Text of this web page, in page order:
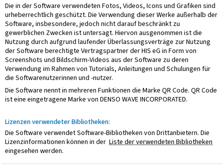
Die in der Software verwendeten Fotos, Videos, Icons und Grafiken sind
urheberrechtlich geschützt. Die Verwendung dieser Werke außerhalb der
Software, insbesondere, jedoch nicht darauf beschränkt zu
gewerblichen Zwecken ist untersagt. Hiervon ausgenommen ist die
Nutzung durch aufgrund laufender Überlassungsverträge zur Nutzung
der Software berechtigte Vertragspartner der HIS eG in Form von
Screenshots und Bildschirm-Videos aus der Software zu deren
Verwendung im Rahmen von Tutorials, Anleitungen und Schulungen für
die Softwarenutzerinnen und -nutzer.
Die Software nennt in mehreren Funktionen die Marke QR Code. QR Code
ist eine eingetragene Marke von DENSO WAVE INCORPORATED.
Lizenzen verwendeter Bibliotheken:
Die Software verwendet Software-Bibliotheken von Drittanbietern. Die
Lizenzinformationen können in der Liste der verwendeten Bibliotheken
eingesehen werden.